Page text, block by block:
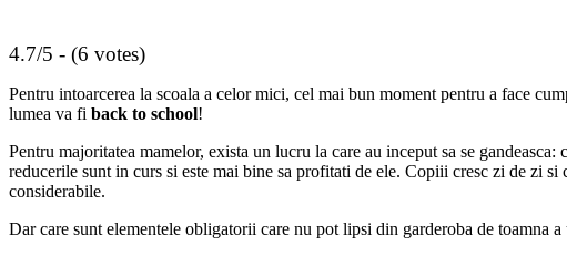
4.7/5 - (6 votes)
Pentru intoarcerea la scoala a celor mici, cel mai bun moment pentru a face
lumea va fi back to school!
Pentru majoritatea mamelor, exista un lucru la care au inceput sa se
reducerile sunt in curs si este mai bine sa profitati de ele. Copiii cresc zi de zi si
considerabile.
Dar care sunt elementele obligatorii care nu pot lipsi din garderoba de toamna